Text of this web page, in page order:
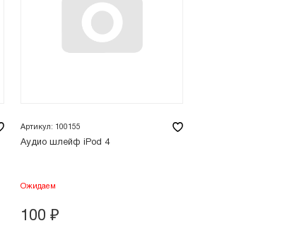
Артикул: 100155
Аудио шлейф iPod 4
Ожидаем
100 ₽